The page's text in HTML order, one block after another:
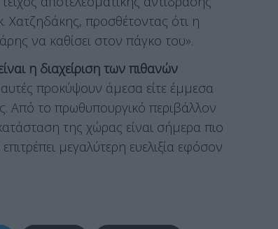
Χατζηδάκης, προσθέτοντας ότι η
να καθίσει στον πάγκο του».
η διαχείριση των πιθανών
αυτές προκύψουν άμεσα είτε έμμεσα
Από το πρωθυπουργικό περιβάλλον
της χώρας είναι σήμερα πιο
μεγαλύτερη ευελιξία εφόσον